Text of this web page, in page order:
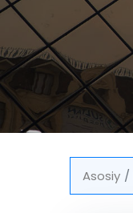
Asosiy